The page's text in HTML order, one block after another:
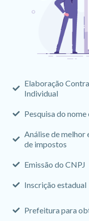
Elaboração
Individual
Pesquisa do
Análise de melhor
de impostos
Emissão do CNPJ
Inscrição estadual
Prefeitura para